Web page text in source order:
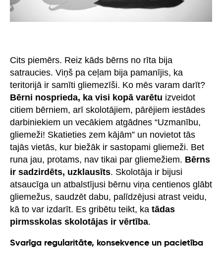
Cits piemērs. Reiz kāds bērns no rīta bija
satraucies. Viņš pa ceļam bija pamanījis, ka
teritorijā ir samīti gliemezīši. Ko mēs varam darīt?
Bērni nosprieda, ka visi kopā varētu izveidot
citiem bērniem, arī skolotājiem, pārējiem iestādes
darbiniekiem un vecākiem atgādnes “Uzmanību,
gliemeži! Skatieties zem kājām” un novietot tās
tajās vietās, kur biežāk ir sastopami gliemeži. Bet
runa jau, protams, nav tikai par gliemežiem. Bērns
ir sadzirdēts, uzklausīts. Skolotāja ir bijusi
atsaucīga un atbalstījusi bērnu viņa centienos glābt
gliemežus, saudzēt dabu, palīdzējusi atrast veidu,
kā to var izdarīt. Es gribētu teikt, ka tādas
pirmsskolas skolotājas ir vērtība.
Svarīga regularitāte, konsekvence un pacietība